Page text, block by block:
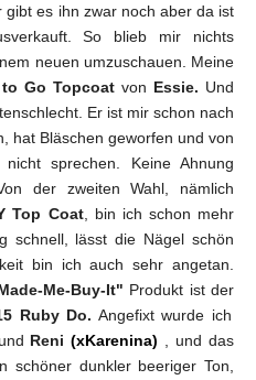
es ihn zwar noch aber da ist
So blieb mir nichts
neuen umzuschauen. Meine
Go Topcoat von Essie. Und
Er ist mir schon nach
hat Bläschen geworfen und von
sprechen. Keine Ahnung
der zweiten Wahl, nämlich
Top Coat, bin ich schon mehr
schnell, lässt die Nägel schön
bin ich auch sehr angetan.
Me-Buy-It" Produkt ist der
Ruby Do.Angefixt wurde ich
und Reni(xKarenina) , und das
schöner dunkler beeriger Ton,